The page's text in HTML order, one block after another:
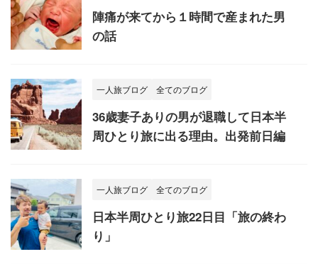
陣痛が来てから１時間で産まれた男
の話
一人旅ブログ 全てのブログ
36歳妻子ありの男が退職して日本半
周ひとり旅に出る理由。出発前日編
一人旅ブログ 全てのブログ
日本半周ひとり旅22日目「旅の終わ
り」